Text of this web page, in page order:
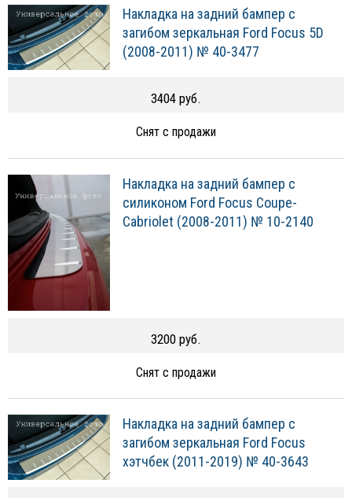
Накладка на задний бампер с
загибом зеркальная Ford Focus 5D
(2008-2011) № 40-3477
3404 руб.
Снят с продажи
Накладка на задний бампер с
силиконом Ford Focus Coupe-
Cabriolet (2008-2011) № 10-2140
3200 руб.
Снят с продажи
Накладка на задний бампер с
загибом зеркальная Ford Focus
хэтчбек (2011-2019) № 40-3643